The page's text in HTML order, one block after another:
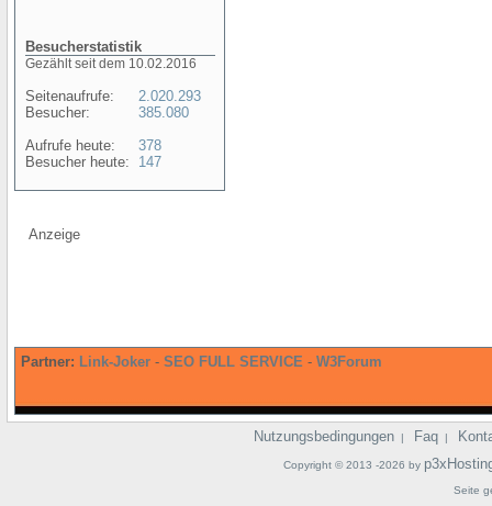
Besucherstatistik
Gezählt seit dem 10.02.2016
Seitenaufrufe:
Besucher:
Aufrufe heute:
Besucher heute:
2.020.293
385.080
378
147
Anzeige
Partner: Link-Joker - SEO FULL SERVICE - W3Forum
Nutzungsbedingungen | Faq |
Copyright © 2013 -2026 by
Seite